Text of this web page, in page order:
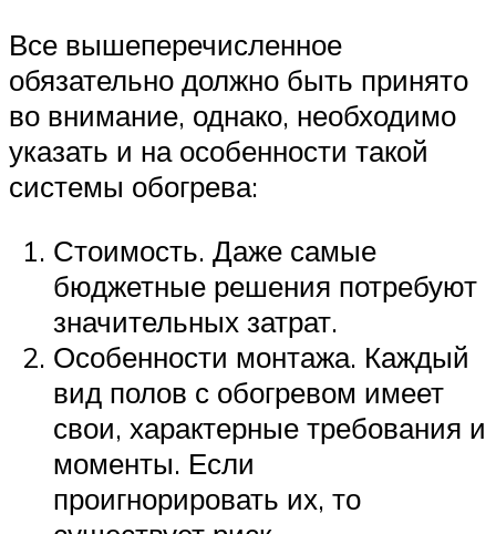
Все вышеперечисленное
обязательно должно быть принято
во внимание, однако, необходимо
указать и на особенности такой
системы обогрева:
Стоимость. Даже самые
бюджетные решения потребуют
значительных затрат.
Особенности монтажа. Каждый
вид полов с обогревом имеет
свои, характерные требования и
моменты. Если
проигнорировать их, то